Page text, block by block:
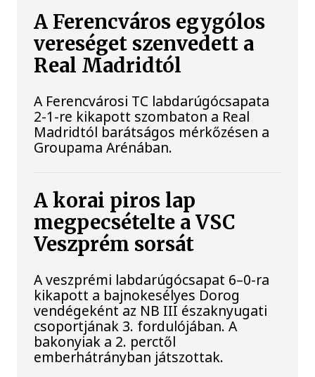
A Ferencváros egygólos
vereséget szenvedett a
Real Madridtól
A Ferencvárosi TC labdarúgócsapata
2-1-re kikapott szombaton a Real
Madridtól barátságos mérkőzésen a
Groupama Arénában.
A korai piros lap
megpecsételte a VSC
Veszprém sorsát
A veszprémi labdarúgócsapat 6–0-ra
kikapott a bajnokesélyes Dorog
vendégeként az NB III északnyugati
csoportjának 3. fordulójában. A
bakonyiak a 2. perctől
emberhátrányban játszottak.